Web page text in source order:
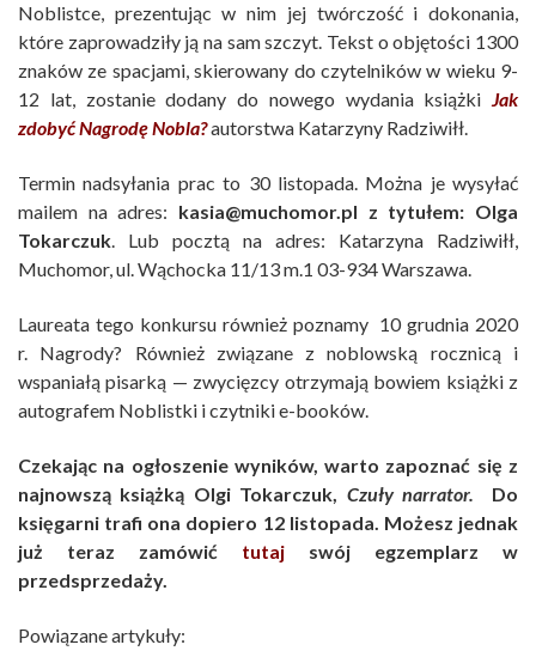
Noblistce, prezentując w nim jej twórczość i dokonania,
które zaprowadziły ją na sam szczyt. Tekst o objętości 1300
znaków ze spacjami, skierowany do czytelników w wieku 9-
12 lat, zostanie dodany do nowego wydania książki Jak
zdobyć Nagrodę Nobla?autorstwa Katarzyny Radziwiłł.
Termin nadsyłania prac to 30 listopada. Można je wysyłać
mailem na adres: kasia@muchomor.pl z tytułem: Olga
Tokarczuk. Lub pocztą na adres: Katarzyna Radziwiłł,
Muchomor, ul. Wąchocka 11/13 m.1 03-934 Warszawa.
Laureata tego konkursu również poznamy 10 grudnia 2020
r. Nagrody? Również związane z noblowską rocznicą i
wspaniałą pisarką — zwycięzcy otrzymają bowiem książki z
autografem Noblistki i czytniki e-booków.
Czekając na ogłoszenie wyników, warto zapoznać się z
najnowszą książką Olgi Tokarczuk, Czuły narrator. Do
księgarni trafi ona dopiero 12 listopada. Możesz jednak
już teraz zamówić tutaj swój egzemplarz w
przedsprzedaży.
Powiązane artykuły: